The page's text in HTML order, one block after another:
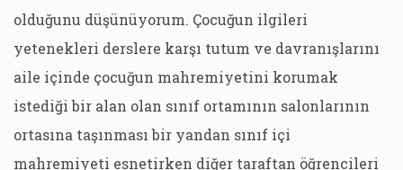
olduğunu düşünüyorum. Çocuğun ilgileri
yetenekleri derslere karşı tutum ve davranışlarını
aile içinde çocuğun mahremiyetini korumak
istediği bir alan olan sınıf ortamının salonlarının
ortasına taşınması bir yandan sınıf içi
mahremiyeti esnetirken diğer taraftan öğrencileri